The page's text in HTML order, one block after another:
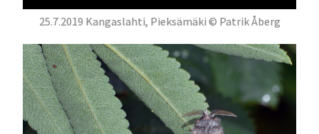
25.7.2019 Kangaslahti, Pieksämäki © Patrik Åberg